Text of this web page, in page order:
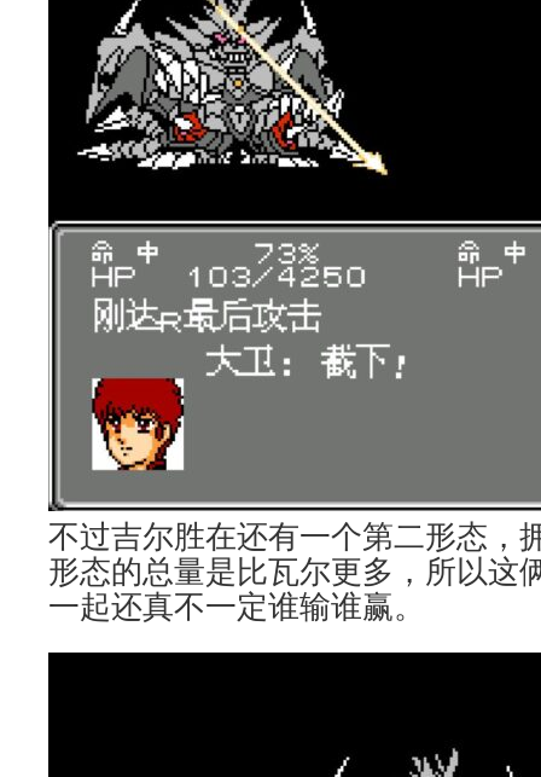
不过吉尔胜在还有一个第二形态，
形态的总量是比瓦尔更多，所以这
一起还真不一定谁输谁赢。